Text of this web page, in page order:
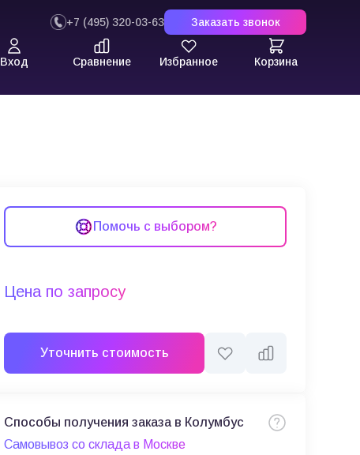
+7 (495) 320-03-63 Заказать звонок
Вход Сравнение Избранное Корзина
Помочь с выбором?
Цена по запросу
Уточнить стоимость
Способы получения заказа в Колумбус
Самовывоз со склада в Москве